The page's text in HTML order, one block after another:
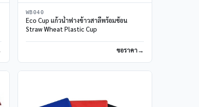
WB040
Eco Cup แก้วน้ำฟางข้าวสาลีพร้อมช้อน
Straw Wheat Plastic Cup
ขอราคา